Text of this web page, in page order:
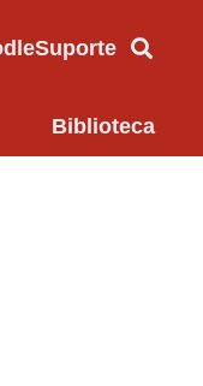
Suporte
Biblioteca